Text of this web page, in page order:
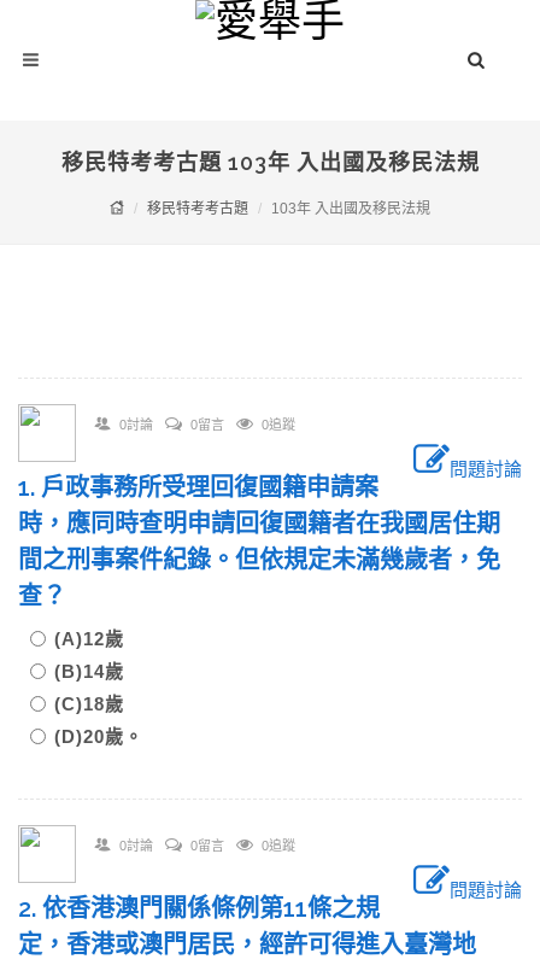
移民特考考古題 103年 入出國及移民法規
移民特考考古題 103年 入出國及移民法規
0討論 0留言 0追蹤
問題討論
1. 戶政事務所受理回復國籍申請案
時，應同時查明申請回復國籍者在我國居住期
間之刑事案件紀錄。但依規定未滿幾歲者，免
查？
(A)12歲
(B)14歲
(C)18歲
(D)20歲。
0討論 0留言 0追蹤
問題討論
2. 依香港澳門關係條例第11條之規
定，香港或澳門居民，經許可得進入臺灣地